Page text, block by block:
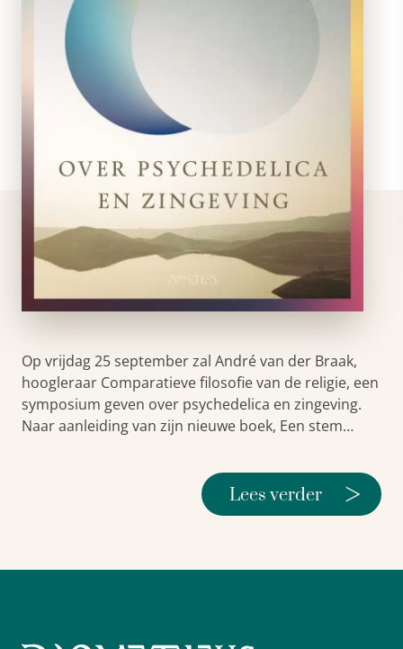
Op vrijdag 25 september zal André van der Braak,
hoogleraar Comparatieve filosofie van de religie, een
symposium geven over psychedelica en zingeving.
Naar aanleiding van zijn nieuwe boek, Een stem…
Lees verder >